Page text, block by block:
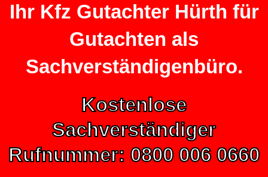
Ihr Kfz Gutachter Hürth für
Gutachten als
Sachverständigenbüro.
Kostenlose
Sachverständiger
Rufnummer: 0800 006 0660